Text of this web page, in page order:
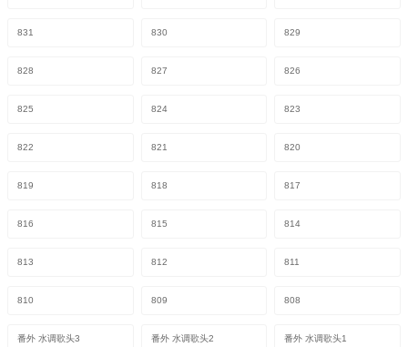
831 830 829
828 827 826
825 824 823
822 821 820
819 818 817
816 815 814
813 812 811
810 809 808
番外 水调歌头3 番外 水调歌头2 番外 水调歌头1